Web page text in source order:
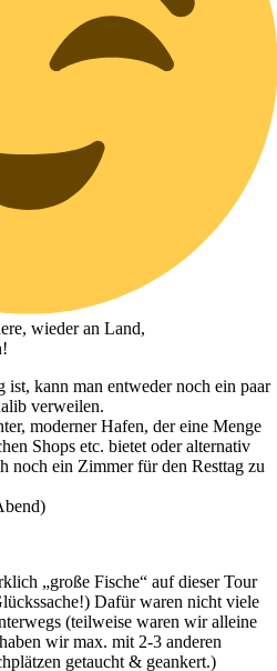
wieder an Land,
ist, kann man entweder noch ein paar
verweilen.
moderner Hafen, der eine Menge
Shops etc. bietet oder alternativ
noch ein Zimmer für den Resttag zu
„große Fische“ auf dieser Tour
Dafür waren nicht viele
(teilweise waren wir alleine
wir max. mit 2-3 anderen
getaucht & geankert.)